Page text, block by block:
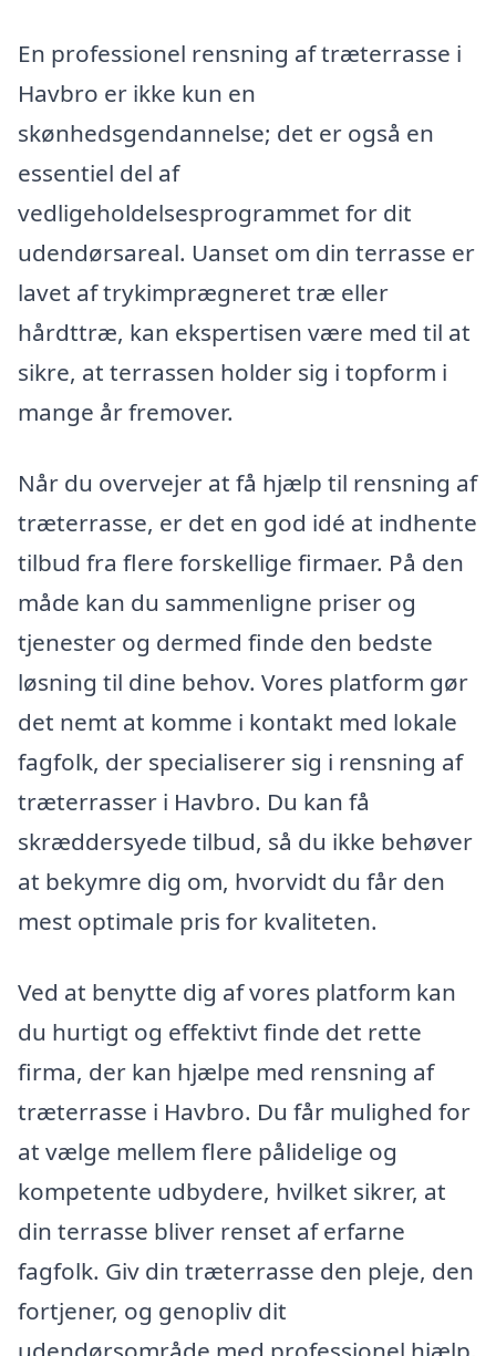
En professionel rensning af træterrasse i
Havbro er ikke kun en
skønhedsgendannelse; det er også en
essentiel del af
vedligeholdelsesprogrammet for dit
udendørsareal. Uanset om din terrasse er
lavet af trykimprægneret træ eller
hårdttræ, kan ekspertisen være med til at
sikre, at terrassen holder sig i topform i
mange år fremover.
Når du overvejer at få hjælp til rensning af
træterrasse, er det en god idé at indhente
tilbud fra flere forskellige firmaer. På den
måde kan du sammenligne priser og
tjenester og dermed finde den bedste
løsning til dine behov. Vores platform gør
det nemt at komme i kontakt med lokale
fagfolk, der specialiserer sig i rensning af
træterrasser i Havbro. Du kan få
skræddersyede tilbud, så du ikke behøver
at bekymre dig om, hvorvidt du får den
mest optimale pris for kvaliteten.
Ved at benytte dig af vores platform kan
du hurtigt og effektivt finde det rette
firma, der kan hjælpe med rensning af
træterrasse i Havbro. Du får mulighed for
at vælge mellem flere pålidelige og
kompetente udbydere, hvilket sikrer, at
din terrasse bliver renset af erfarne
fagfolk. Giv din træterrasse den pleje, den
fortjener, og genopliv dit